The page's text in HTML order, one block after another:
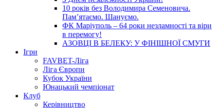
10 років без Володимира Семеновича.
Пам’ятаємо. Шануємо.
ФК Маріуполь – 64 роки незламності та віри
в перемогу!
АЗОВЦІ В БЕЛЕКУ: У ФІНІШНОЇ СМУГИ
Ігри
FAVBET-Ліга
Ліга Європи
Кубок України
Юнацький чемпіонат
Клуб
Керівництво